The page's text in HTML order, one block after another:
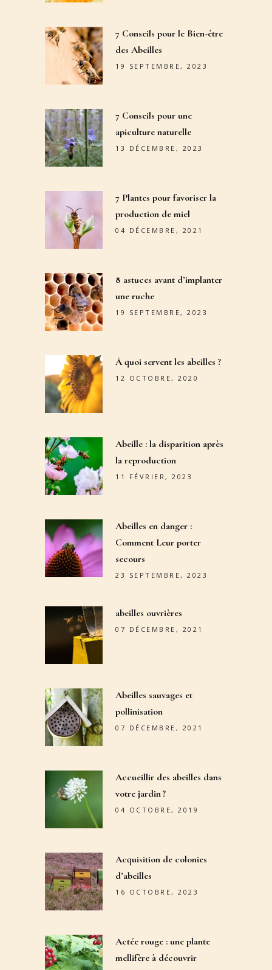
7 Conseils pour le Bien-être
des Abeilles
19 SEPTEMBRE, 2023
7 Conseils pour une
apiculture naturelle
13 DÉCEMBRE, 2023
7 Plantes pour favoriser la
production de miel
04 DÉCEMBRE, 2021
8 astuces avant d’implanter
une ruche
19 SEPTEMBRE, 2023
À quoi servent les abeilles ?
12 OCTOBRE, 2020
Abeille : la disparition après
la reproduction
11 FÉVRIER, 2023
Abeilles en danger :
Comment Leur porter
secours
23 SEPTEMBRE, 2023
abeilles ouvrières
07 DÉCEMBRE, 2021
Abeilles sauvages et
pollinisation
07 DÉCEMBRE, 2021
Accueillir des abeilles dans
votre jardin ?
04 OCTOBRE, 2019
Acquisition de colonies
d’abeilles
16 OCTOBRE, 2023
Actée rouge : une plante
mellifère à découvrir